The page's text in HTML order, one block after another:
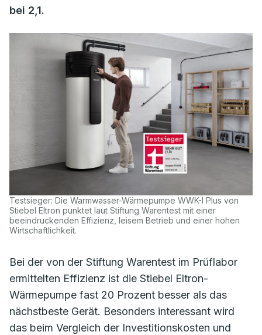
bei 2,1.
Testsieger: Die Warmwasser-Wärmepumpe WWK-I Plus von
Stiebel Eltron punktet laut Stiftung Warentest mit einer
beeindruckenden Effizienz, leisem Betrieb und einer hohen
Wirtschaftlichkeit.
Bei der von der Stiftung Warentest im Prüflabor
ermittelten Effizienz ist die Stiebel Eltron-
Wärmepumpe fast 20 Prozent besser als das
nächstbeste Gerät. Besonders interessant wird
das beim Vergleich der Investitionskosten und